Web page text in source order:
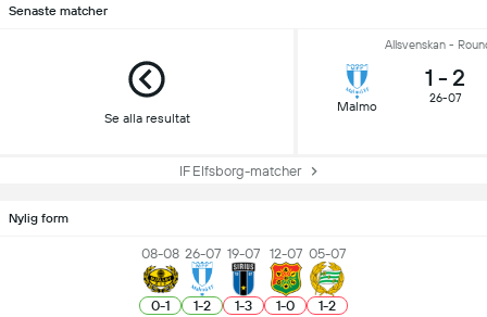
Senaste matcher
Se alla resultat
Allsvenskan -
Malmo
1 - 2
26-07
IF Elfsborg-matcher
Nylig form
08-08
0-1
26-07
1-2
19-07
1-3
12-07
1-0
05-07
1-2